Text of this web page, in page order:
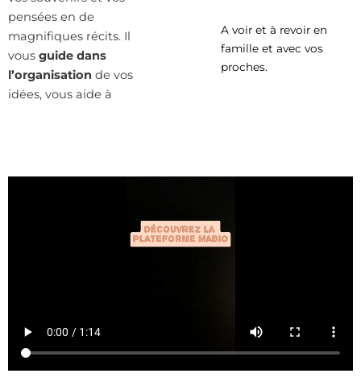
pensées en de
magnifiques récits. Il
vous guide dans
l’organisation de vos
idées, vous aide à
A voir et à revoir en
famille et avec vos
proches.